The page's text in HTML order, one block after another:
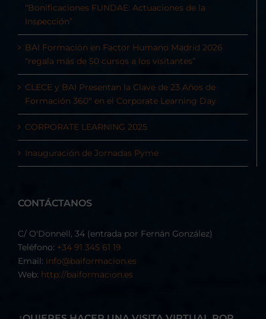
“Bonificaciones FUNDAE: Actuaciones de la
Inspección”
BAI Formación en Factor Humano Madrid 2026
“regala más de 50 cursos a los visitantes”
CLECE y BAI Presentan la Clave de 23 Años de
Formación 360º en el Corporate Learning Day
CORPORATE LEARNING 2025
Inauguración de Jornadas Pyme
CONTÁCTANOS
C/ O'Donnell, 34 (entrada por Fernán González)
Teléfono: +34 91 345 61 19
Email: info@baiformacion.es
Web: http://baiformacion.es